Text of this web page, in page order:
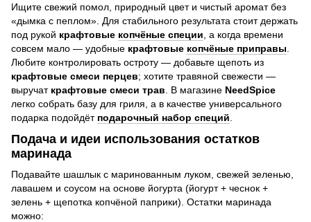
Ищите свежий помол, природный цвет и чистый аромат без
«дымка с пеплом». Для стабильного результата стоит держать
под рукой крафтовые копчёные специи , а когда времени
совсем мало — удобные крафтовые копчёные приправы
Любите контролировать остроту — добавьте щепоть из
крафтовые смеси перцев; хотите травяной свежести —
выручат крафтовые смеси трав . В магазине NeedSpice
легко собрать базу для гриля, а в качестве универсального
подарка подойдёт подарочный набор специй
Подача и идеи использования остатков
маринада
Подавайте шашлык с маринованным луком, свежей зеленью,
лавашем и соусом на основе йогурта (йогурт + чеснок +
зелень + щепотка копчёной паприки). Остатки маринада
можно: